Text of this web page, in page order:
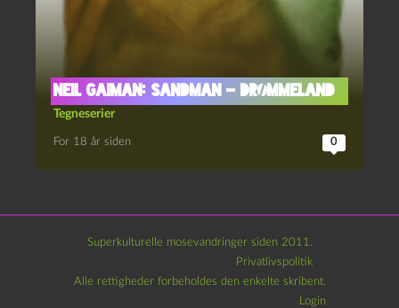
Neil Gaiman: Sandman – Drømmeland
Tegneserier
For 18 år siden 0
Superkulturelle mosevandringer siden 2011.
Privatlivspolitik
Alle rettigheder forbeholdes den enkelte skribent.
Login